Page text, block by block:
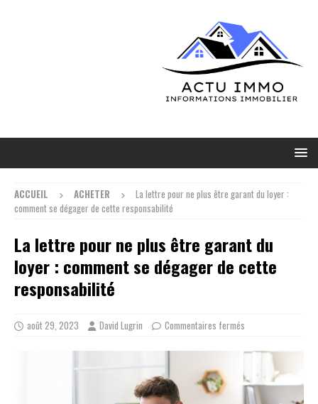
ACCUEIL ACHETER
La lettre pour ne plus être garant du loyer :
comment se dégager de cette responsabilité
La lettre pour ne plus être garant du
loyer : comment se dégager de cette
responsabilité
août 29, 2023 David Lugrin Commentaires fermés